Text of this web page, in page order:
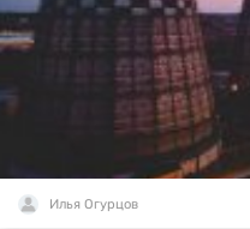
Илья Огурцов